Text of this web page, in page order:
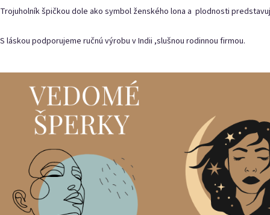
Trojuholník špičkou dole ako symbol ženského lona a plodnosti
S láskou podporujeme ručnú výrobu v Indii ,slušnou rodinnou firmou.